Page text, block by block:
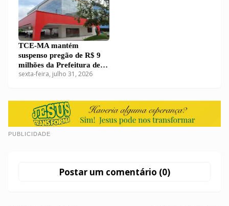
TCE-MA mantém
suspenso pregão de R$ 9
milhões da Prefeitura de
Carutapera para compra
sexta-feira, julho 31, 2026
PUBLICIDADE
Postar um comentário (0)